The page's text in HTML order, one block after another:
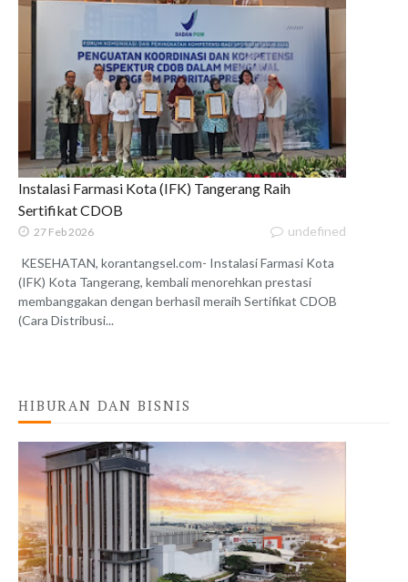
Instalasi Farmasi Kota (IFK) Tangerang Raih
Sertifikat CDOB
27 Feb 2026 undefined
KESEHATAN, korantangsel.com- Instalasi Farmasi Kota
(IFK) Kota Tangerang, kembali menorehkan prestasi
membanggakan dengan berhasil meraih Sertifikat CDOB
(Cara Distribusi...
HIBURAN DAN BISNIS